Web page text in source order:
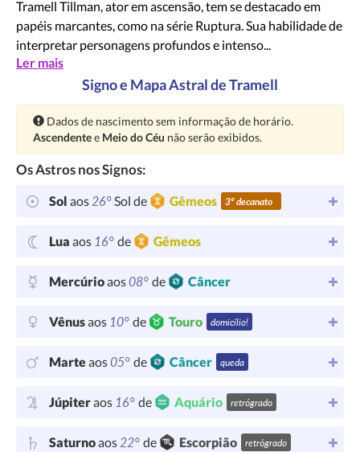
Tramell Tillman, ator em ascensão, tem se destacado em
papéis marcantes, como na série Ruptura. Sua habilidade de
interpretar personagens profundos e intenso...
Ler mais
Signo e Mapa Astral de Tramell
Atenção:
Dados de nascimento sem informação de horário.
Ascendentee Meio do Céu não serão exibidos.
Os Astros nos Signos:
Sol aos26°Sol de Gêmeos 3º decanato
Lua aos 16° de Gêmeos
Mercúrioaos08° de Câncer
Vênusaos 10° de Touro domicílio!
Marteaos05° de Câncer queda
Júpiteraos 16° de Aquário retrógrado
Saturnoaos22° de Escorpião retrógrado